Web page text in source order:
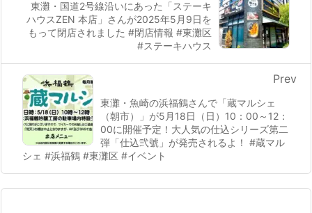
東灘・国道2号線沿いにあった「ステーキ
ハウスZEN 本店」さんが2025年5月9日を
もって閉店されました #閉店情報 #東灘区
#ステーキハウス
東灘・魚崎の浜福鶴さんで「蔵マルシェ
（朝市）」が5月18日（日）10：00～12：
00に開催予定！大人気の仕込シリーズ第二
弾「仕込弐號」が発売されるよ！ #蔵マル
シェ #浜福鶴 #東灘区 #イベント
Prev